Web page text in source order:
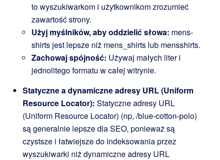
to wyszukiwarkom i użytkownikom zrozumieć
zawartość strony.
Użyj myślników, aby oddzielić słowa: mens-
shirts jest lepsze niż mens_shirts lub mensshirts.
Zachowaj spójność: Używaj małych liter i
jednolitego formatu w całej witrynie.
Statyczne a dynamiczne adresy URL (Uniform
Resource Locator): Statyczne adresy URL
(Uniform Resource Locator) (np, /blue-cotton-polo)
są generalnie lepsze dla SEO, ponieważ są
czystsze i łatwiejsze do indeksowania przez
wyszukiwarki niż dynamiczne adresy URL